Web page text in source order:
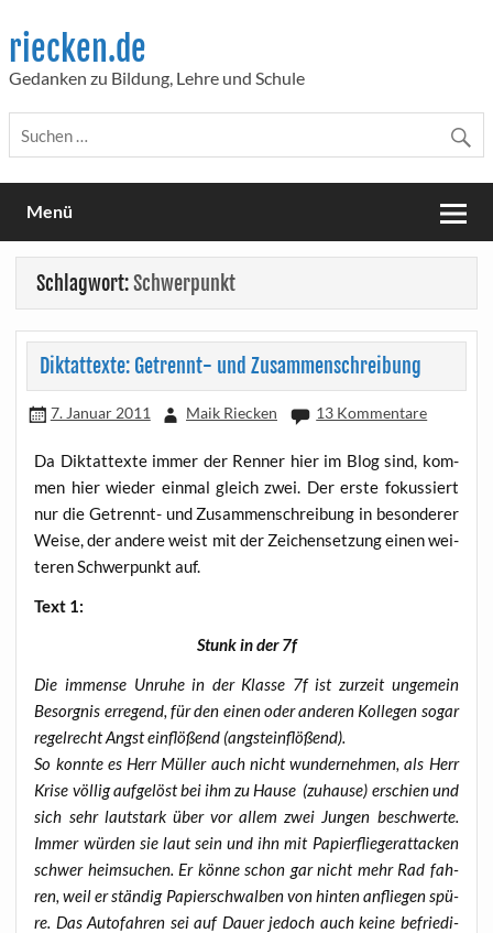
content
riecken.de
Gedanken zu Bildung, Lehre und Schule
Menü
Schlagwort:Schwerpunkt
Diktattexte: Getrennt- und Zusammenschreibung
7. Januar 2011 Maik Riecken 13 Kommentare
Da Dik­tat­tex­te immer der Ren­ner hier im Blog sind, kom­
men hier wie­der ein­mal gleich zwei. Der ers­te fokus­siert
nur die Getrennt- und Zusam­men­schrei­bung in beson­de­rer
Wei­se, der ande­re weist mit der Zei­chen­set­zung einen wei­
te­ren Schwer­punkt auf.
Text 1:
Stunk in der 7f
Die immense Unru­he in der Klas­se 7f ist zur­zeit unge­mein
Besorg­nis erre­gend, für den einen oder ande­ren Kol­le­gen sogar
regel­recht Angst ein­flö­ßend (angst­ein­flö­ßend).
So konn­te es Herr Mül­ler auch nicht wun­der­neh­men, als Herr
Kri­se völ­lig auf­ge­löst bei ihm zu Hau­se (zuhau­se) erschien und
sich sehr laut­stark über vor allem zwei Jun­gen beschwer­te.
Immer wür­den sie laut sein und ihn mit Papier­flie­ger­at­ta­cken
schwer heim­su­chen. Er kön­ne schon gar nicht mehr Rad fah­
ren, weil er stän­dig Papier­schwal­ben von hin­ten anflie­gen spü­
re. Das Auto­fah­ren sei auf Dau­er jedoch auch kei­ne befrie­di­